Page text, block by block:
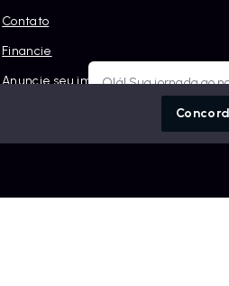
Olá! Sua jornada ao
Contato
Financie
Anuncie seu imóvel conosco